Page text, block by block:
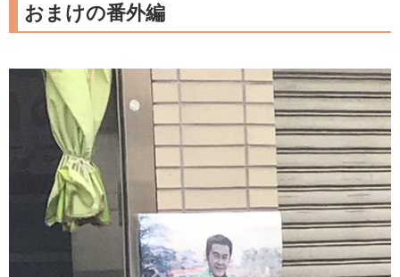
おまけの番外編